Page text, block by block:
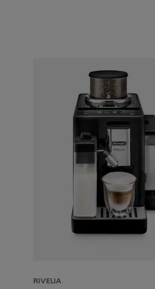
RIVELIA